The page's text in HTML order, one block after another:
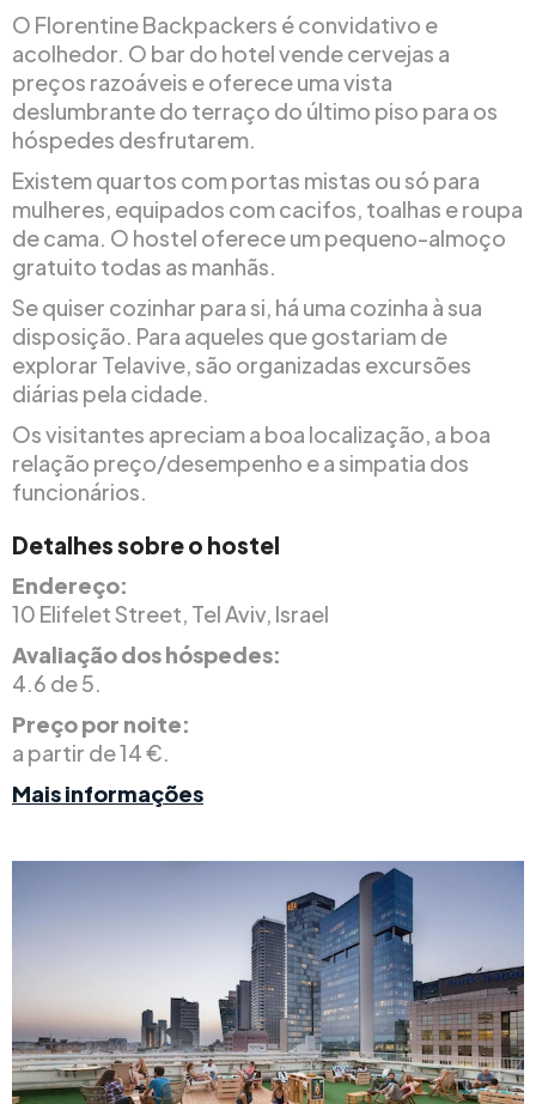
O Florentine Backpackers é convidativo e
acolhedor. O bar do hotel vende cervejas a
preços razoáveis e oferece uma vista
deslumbrante do terraço do último piso para os
hóspedes desfrutarem.
Existem quartos com portas mistas ou só para
mulheres, equipados com cacifos, toalhas e roupa
de cama. O hostel oferece um pequeno-almoço
gratuito todas as manhãs.
Se quiser cozinhar para si, há uma cozinha à sua
disposição. Para aqueles que gostariam de
explorar Telavive, são organizadas excursões
diárias pela cidade.
Os visitantes apreciam a boa localização, a boa
relação preço/desempenho e a simpatia dos
funcionários.
Detalhes sobre o hostel
Endereço:
10 Elifelet Street, Tel Aviv, Israel
Avaliação dos hóspedes:
4.6 de 5.
Preço por noite:
a partir de 14 €.
Mais informações